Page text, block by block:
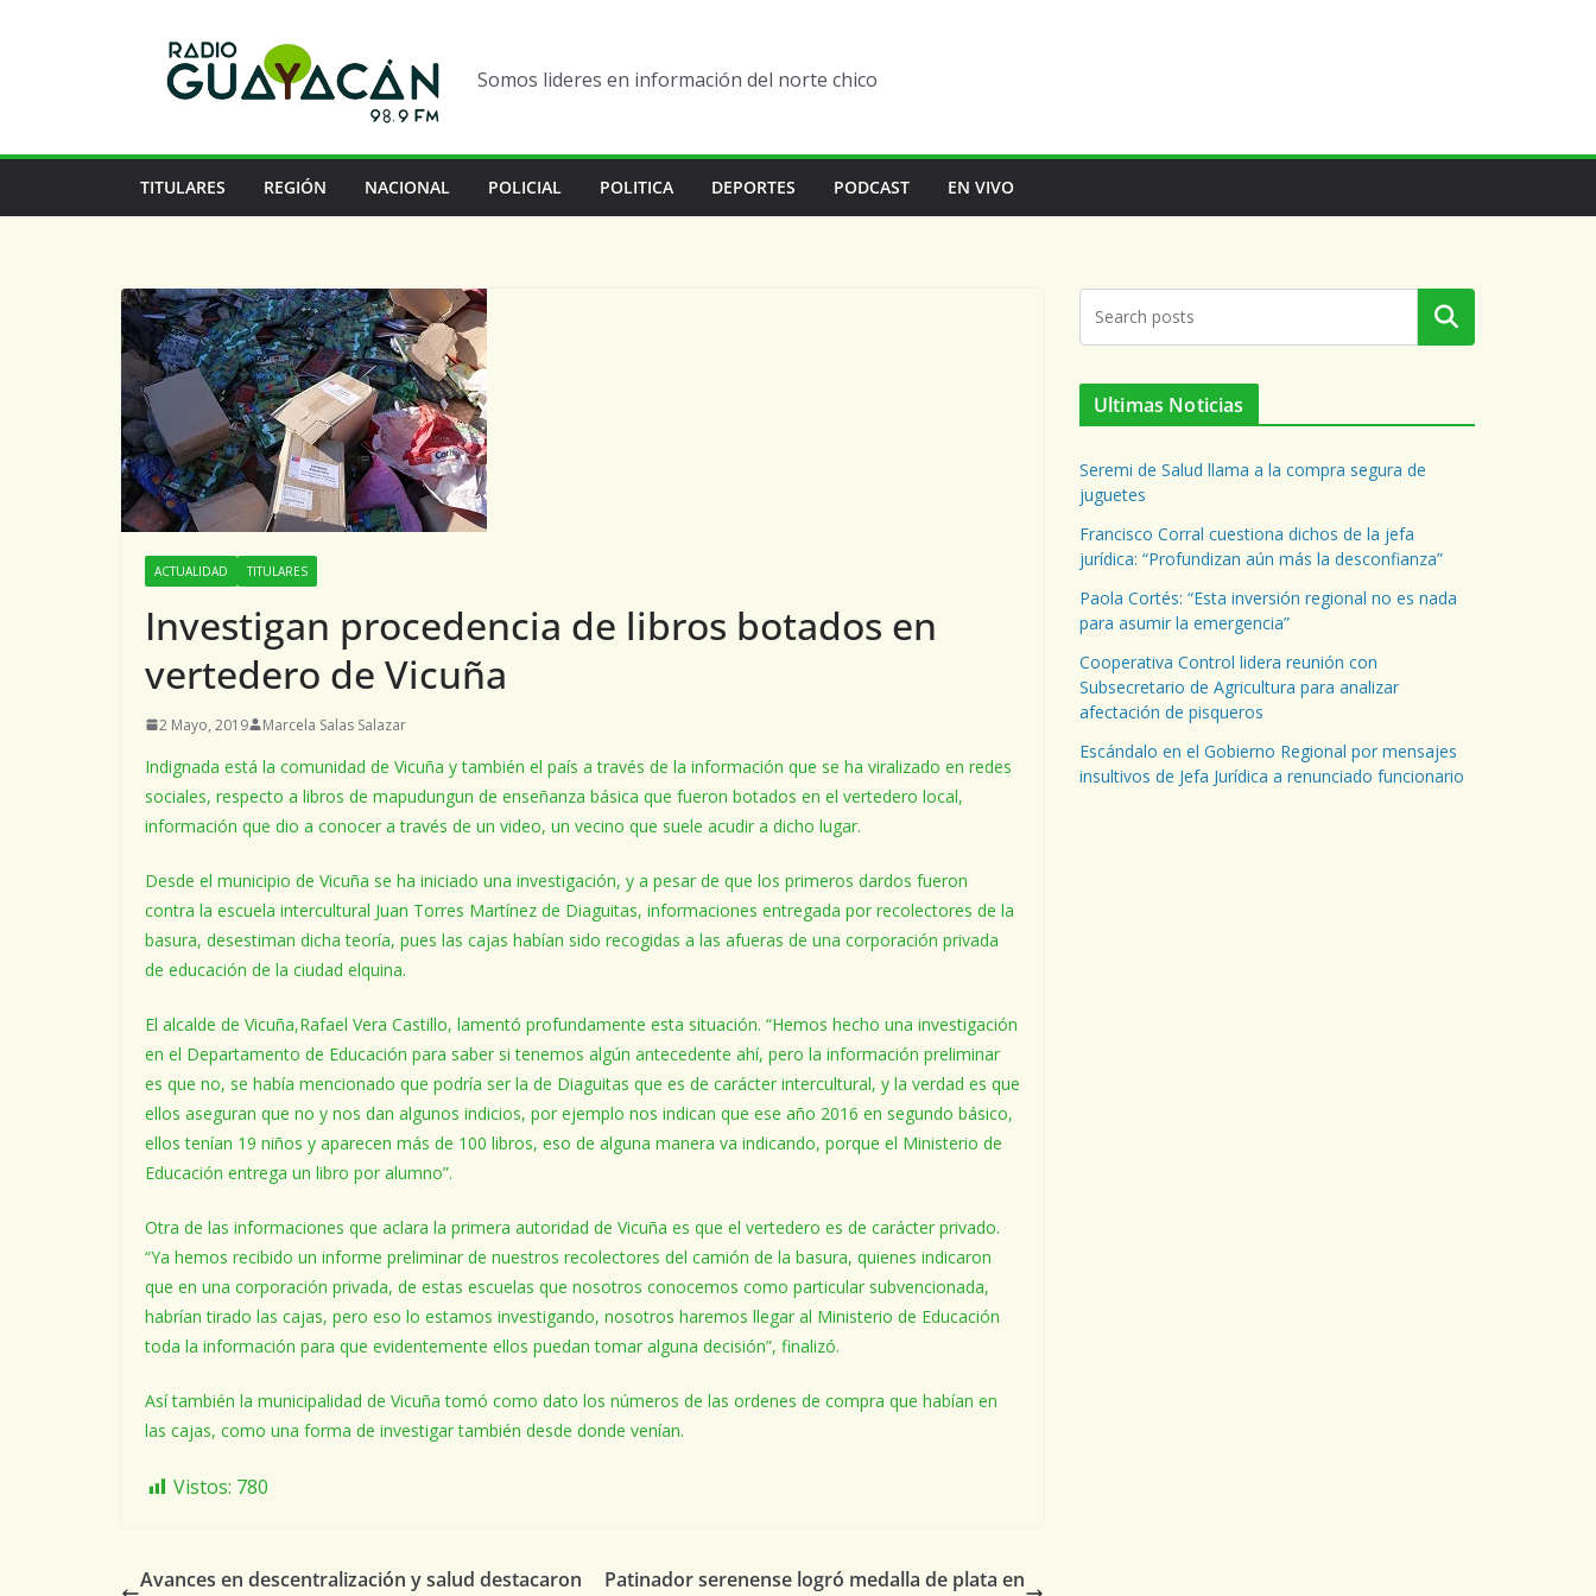
Somos lideres en información del norte chico
TITULARES REGIÓN NACIONAL POLICIAL POLITICA DEPORTES PODCAST EN VIVO
ACTUALIDAD TITULARES
Investigan procedencia de libros botados en
vertedero de Vicuña
2 Mayo, 2019 Marcela Salas Salazar
Indignada está la comunidad de Vicuña y también el país a través de la información que se ha viralizado en redes
sociales, respecto a libros de mapudungun de enseñanza básica que fueron botados en el vertedero local,
información que dio a conocer a través de un video, un vecino que suele acudir a dicho lugar.
Desde el municipio de Vicuña se ha iniciado una investigación, y a pesar de que los primeros dardos fueron
contra la escuela intercultural Juan Torres Martínez de Diaguitas, informaciones entregada por recolectores de la
basura, desestiman dicha teoría, pues las cajas habían sido recogidas a las afueras de una corporación privada
de educación de la ciudad elquina.
El alcalde de Vicuña,Rafael Vera Castillo, lamentó profundamente esta situación. “Hemos hecho una investigación
en el Departamento de Educación para saber si tenemos algún antecedente ahí, pero la información preliminar
es que no, se había mencionado que podría ser la de Diaguitas que es de carácter intercultural, y la verdad es que
ellos aseguran que no y nos dan algunos indicios, por ejemplo nos indican que ese año 2016 en segundo básico,
ellos tenían 19 niños y aparecen más de 100 libros, eso de alguna manera va indicando, porque el Ministerio de
Educación entrega un libro por alumno”.
Otra de las informaciones que aclara la primera autoridad de Vicuña es que el vertedero es de carácter privado.
“Ya hemos recibido un informe preliminar de nuestros recolectores del camión de la basura, quienes indicaron
que en una corporación privada, de estas escuelas que nosotros conocemos como particular subvencionada,
habrían tirado las cajas, pero eso lo estamos investigando, nosotros haremos llegar al Ministerio de Educación
toda la información para que evidentemente ellos puedan tomar alguna decisión”, finalizó.
Así también la municipalidad de Vicuña tomó como dato los números de las ordenes de compra que habían en
las cajas, como una forma de investigar también desde donde venían.
Vistos: 780
Avances en descentralización y salud destacaron Patinador serenense logró medalla de plata en
Buscar
Ultimas Noticias
Seremi de Salud llama a la compra segura de
juguetes
Francisco Corral cuestiona dichos de la jefa
jurídica: “Profundizan aún más la desconfianza”
Paola Cortés: “Esta inversión regional no es nada
para asumir la emergencia”
Cooperativa Control lidera reunión con
Subsecretario de Agricultura para analizar
afectación de pisqueros
Escándalo en el Gobierno Regional por mensajes
insultivos de Jefa Jurídica a renunciado funcionario